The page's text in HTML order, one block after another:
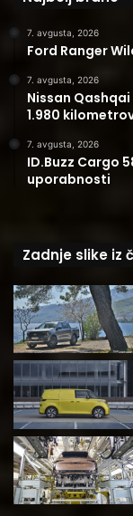
7. avgusta, 2026
Ford Ranger
7. avgusta, 2026
Nissan
1.980
7. avgusta, 2026
ID.Buzz Cargo
uporabnosti
Zadnje slike iz